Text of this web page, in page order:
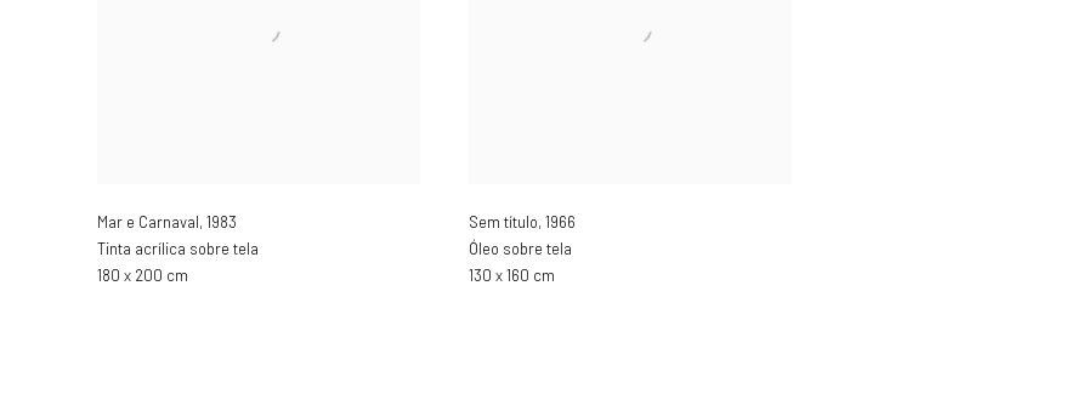
Mar e Carnaval,1983
Tinta acrílica sobre tela
180 x 200 cm
Sem título,1966
Óleo sobre tela
130 x 160 cm